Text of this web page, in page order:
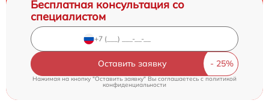
Бесплатная консультация со
специалистом
Оставить заявку
Нажимая на кнопку "Оставить заявку" Вы соглашаетесь cполитикой
конфиденциальности